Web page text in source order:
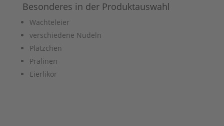
Besonderes in der Produktauswahl
Wachteleier
verschiedene Nudeln
Plätzchen
Pralinen
Eierlikör